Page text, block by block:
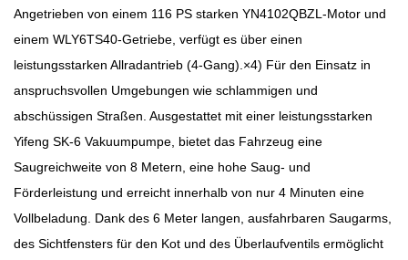
Angetrieben von einem 116 PS starken YN4102QBZL-Motor und
einem WLY6TS40-Getriebe, verfügt es über einen
leistungsstarken Allradantrieb (4-Gang). ×4) Für den Einsatz in
anspruchsvollen Umgebungen wie schlammigen und
abschüssigen Straßen. Ausgestattet mit einer leistungsstarken
Yifeng SK-6 Vakuumpumpe, bietet das Fahrzeug eine
Saugreichweite von 8 Metern, eine hohe Saug- und
Förderleistung und erreicht innerhalb von nur 4 Minuten eine
Vollbeladung. Dank des 6 Meter langen, ausfahrbaren Saugarms,
des Sichtfensters für den Kot und des Überlaufventils ermöglicht